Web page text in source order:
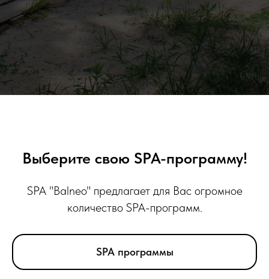
Выберите свою SPA-программу!
SPA "Balneo" предлагает для Вас огромное
количество SPA-программ.
SPA программы